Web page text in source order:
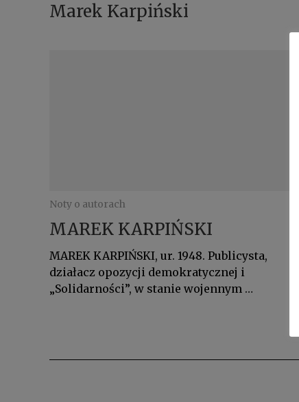
Marek Karpiński
Noty o autorach
MAREK KARPIŃSKI
MAREK KARPIŃSKI, ur. 1948. Publicysta,
działacz opozycji demokratycznej i
„Solidarności”, w stanie wojennym …